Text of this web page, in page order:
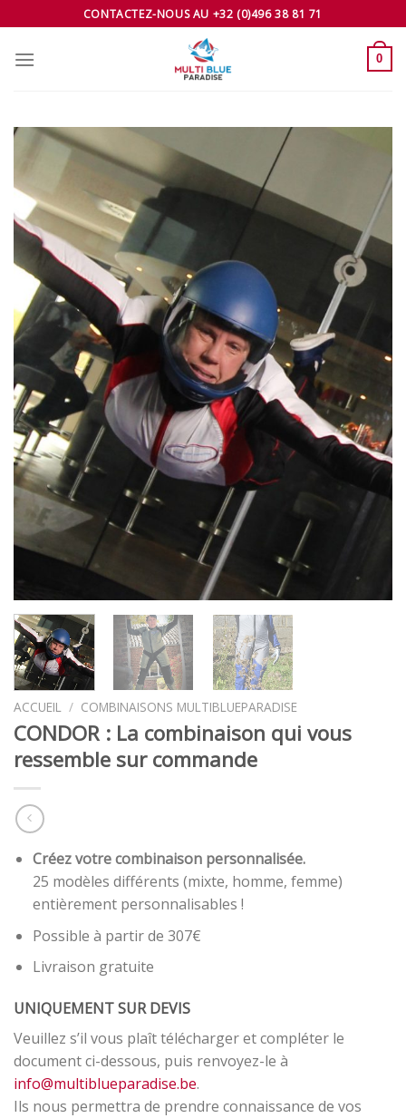
to
content
CONTACTEZ-NOUS AU +32 (0)496 38 81 71
0
ACCUEIL / COMBINAISONS MULTIBLUEPARADISE
CONDOR : La combinaison qui vous
ressemble sur commande
Créez votre combinaison personnalisée.
25 modèles différents (mixte, homme, femme)
entièrement personnalisables !
Possible à partir de 307€
Livraison gratuite
UNIQUEMENT SUR DEVIS
Veuillez s’il vous plaît télécharger et compléter le
document ci-dessous, puis renvoyez-le à
info@multiblueparadise.be.
Ils nous permettra de prendre connaissance de vos